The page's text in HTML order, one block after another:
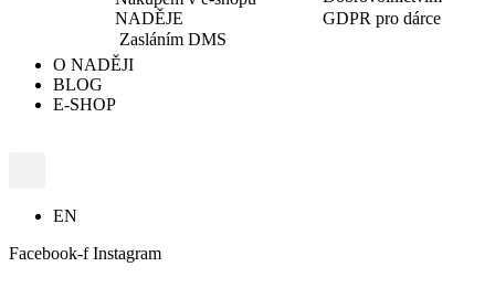
NADĚJE
Zasláním DMS
GDPR pro dárce
O NADĚJI
BLOG
E-SHOP
EN
Facebook-f Instagram